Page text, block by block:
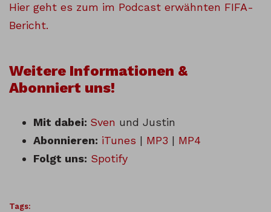
Hier geht es zum im Podcast erwähnten FIFA-
Bericht.
Weitere Informationen &
Abonniert uns!
Mit dabei: Sven und Justin
Abonnieren: iTunes | MP3 | MP4
Folgt uns: Spotify
Tags: